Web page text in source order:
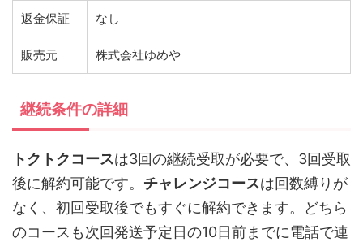
返金保証 なし
販売元 株式会社ゆめや
継続条件の詳細
トクトクコースは3回の継続受取が必要で、3回受取
後に解約可能です。 チャレンジコースは回数縛りが
なく、初回受取後でもすぐに解約できます。どちら
のコースも次回発送予定日の10日前までに電話で連